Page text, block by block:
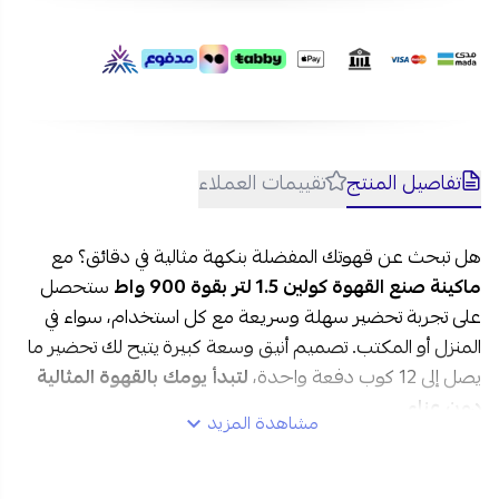
تفاصيل المنتج تقييمات العملاء
هل تبحث عن قهوتك المفضلة بنكهة مثالية في دقائق؟ مع
ماكينة صنع القهوة كولين 1.5 لتر بقوة 900 واط
ستحصل
على تجربة تحضير سهلة وسريعة مع كل استخدام، سواء في
المنزل أو المكتب. تصميم أنيق وسعة كبيرة يتيح لك تحضير ما
يصل إلى 12 كوب دفعة واحدة،
لتبدأ يومك بالقهوة المثالية
دون عناء.
مشاهدة المزيد